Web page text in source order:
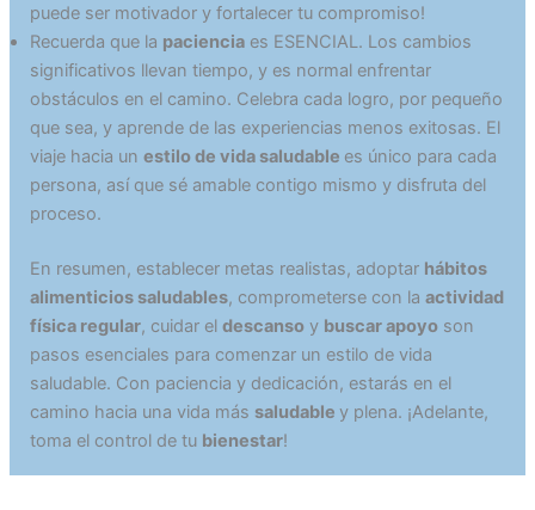
puede ser motivador y fortalecer tu compromiso!
Recuerda que la paciencia es ESENCIAL. Los cambios
significativos llevan tiempo, y es normal enfrentar
obstáculos en el camino. Celebra cada logro, por pequeño
que sea, y aprende de las experiencias menos exitosas. El
viaje hacia unestilo de vida saludable es único para cada
persona, así que sé amable contigo mismo y disfruta del
proceso.
En resumen, establecer metas realistas, adoptar hábitos
alimenticios saludables, comprometerse con laactividad
física regular, cuidar eldescanso y buscar apoyo son
pasos esenciales para comenzar un estilo de vida
saludable. Con paciencia y dedicación, estarás en el
camino hacia una vida más saludabley plena. ¡Adelante,
toma el control de tu bienestar!